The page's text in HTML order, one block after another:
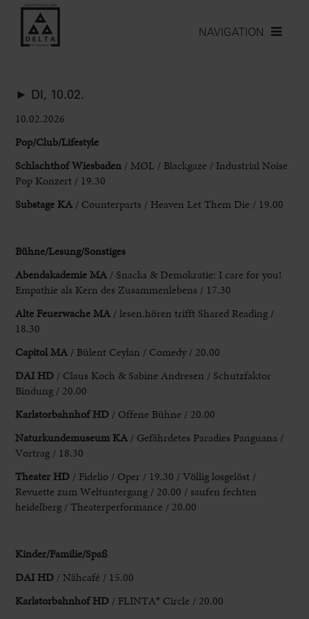
NAVIGATION
► DI, 10.02.
10.02.2026
Pop/Club/Lifestyle
Schlachthof Wiesbaden / MØL / Blackgaze / Industrial Noise
Pop Konzert / 19.30
Substage KA / Counterparts / Heaven Let Them Die / 19.00
Bühne/Lesung/Sonstiges
AbendakademieMA / Snacks & Demokratie: I care for you!
Empathie als Kern des Zusammenlebens / 17.30
Alte Feuerwache MA / lesen.hören trifft Shared Reading /
18.30
Capitol MA / Bülent Ceylan / Comedy / 20.00
DAIHD / Claus Koch & Sabine Andresen / Schutzfaktor
Bindung / 20.00
Karlstorbahnhof HD / Offene Bühne / 20.00
Naturkundemuseum KA / Gefährdetes Paradies Panguana /
Vortrag / 18.30
Theater HD / Fidelio / Oper / 19.30 / Völlig losgelöst /
Revuette zumWeltuntergang / 20.00 / saufen fechten
heidelberg / Theaterperformance / 20.00
Kinder/Familie/Spaß
DAI HD / Nähcafé / 15.00
Karlstorbahnhof HD / FLINTA* Circle / 20.00